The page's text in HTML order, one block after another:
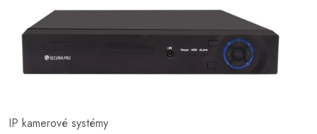
IP kamerové systémy